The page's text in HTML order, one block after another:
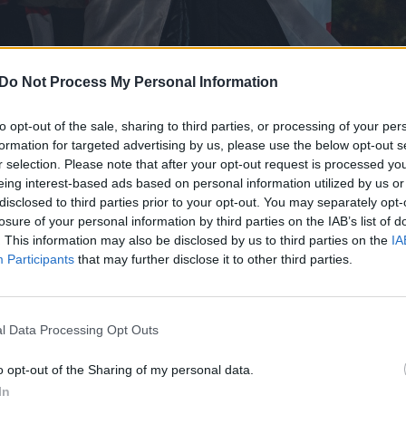
Do Not Process My Personal Information
opt-out of the sale, sharing to third parties, or processing of your
for targeted advertising by us, please use the below opt-out
selection. Please note that after your opt-out request is processed
interest-based ads based on personal information utilized by us
to third parties prior to your opt-out. You may separately
of your personal information by third parties on the IAB’s list of
This information may also be disclosed by us to third parties on the
Participants that may further disclose it to other third parties.
Data Processing Opt Outs
opt-out of the Sharing of my personal data.
Daugiau nuotraukų (1)
ES šalys susitarė sugriežtinti Sakartvelo
bei jų šeimų nariai nebegalės be vizų
ir nebeturės teisės pasinaudoti
vizas procesu. Paprasti Sakartvelo piliečiai
šiuos sprendimus ir įpareigojo Užsienio
per 5 darbo dienas informuoti Europos
nares.